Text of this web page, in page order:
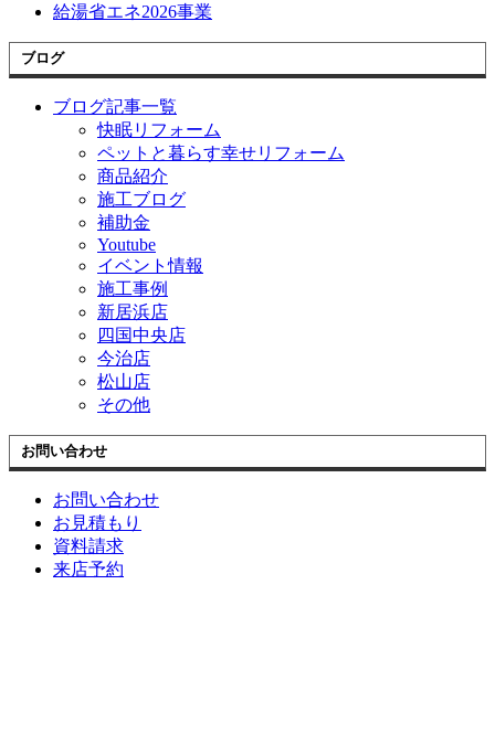
給湯省エネ2026事業
ブログ
ブログ記事一覧
快眠リフォーム
ペットと暮らす幸せリフォーム
商品紹介
施工ブログ
補助金
Youtube
イベント情報
施工事例
新居浜店
四国中央店
今治店
松山店
その他
お問い合わせ
お問い合わせ
お見積もり
資料請求
来店予約